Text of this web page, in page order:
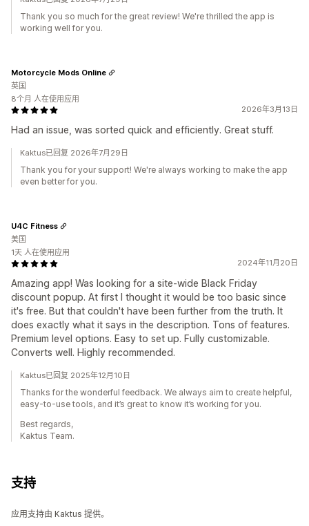
Thank you so much for the great review! We're thrilled the app is
working well for you.
2026年3月13日
Had an issue, was sorted quick and efficiently. Great stuff.
Motorcycle Mods Online
英国
8个月 人在使用应用
Kaktus已回复 2026年7月29日
Thank you for your support! We're always working to make the app
even better for you.
2024年11月20日
Amazing app! Was looking for a site-wide Black Friday
discount popup. At first I thought it would be too basic since
it's free. But that couldn't have been further from the truth. It
does exactly what it says in the description. Tons of features.
Premium level options. Easy to set up. Fully customizable.
Converts well. Highly recommended.
U4C Fitness
美国
1天 人在使用应用
Kaktus已回复 2025年12月10日
Thanks for the wonderful feedback. We always aim to create helpful,
easy-to-use tools, and it’s great to know it’s working for you.
Best regards,
Kaktus Team.
支持
应用支持由 Kaktus 提供。